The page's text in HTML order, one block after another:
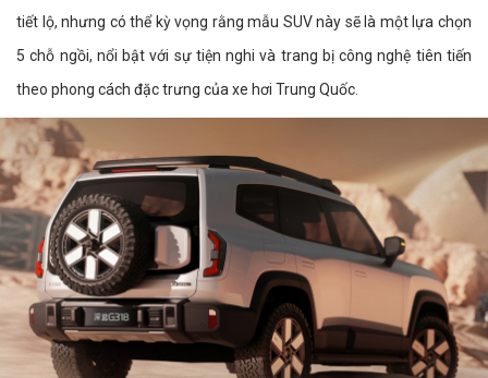
tiết lộ, nhưng có thể kỳ vọng rằng mẫu SUV này sẽ là một lựa chọn
5 chỗ ngồi, nổi bật với sự tiện nghi và trang bị công nghệ tiên tiến
theo phong cách đặc trưng của xe hơi Trung Quốc.